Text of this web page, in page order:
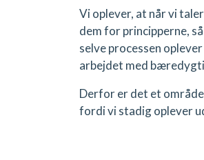
Vi oplever, at når vi
dem for principperne,
selve processen
arbejdet med
Derfor er det et
fordi vi stadig oplever